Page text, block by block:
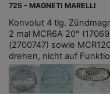
725 - MAGNETI MARELLI
Konvolut 4 tlg.
2 mal MCR6A 20°
(2700747) sowie
drehen, nicht auf